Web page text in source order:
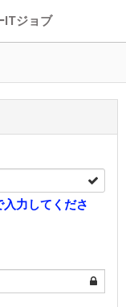
ITジョブ
力してくださ